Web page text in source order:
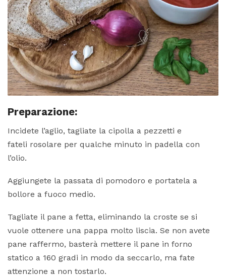
Preparazione:
Incidete l’aglio, tagliate la cipolla a pezzetti e
fateli rosolare per qualche minuto in padella con
l’olio.
Aggiungete la passata di pomodoro e portatela a
bollore a fuoco medio.
Tagliate il pane a fetta, eliminando la croste se si
vuole ottenere una pappa molto liscia. Se non avete
pane raffermo, basterà mettere il pane in forno
statico a 160 gradi in modo da seccarlo, ma fate
attenzione a non tostarlo.